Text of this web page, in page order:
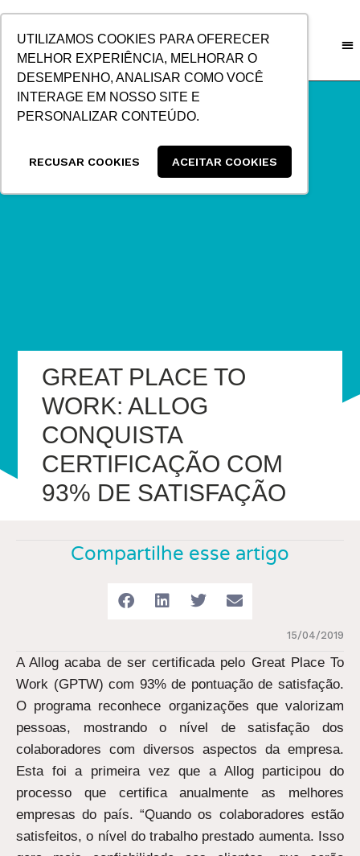
UTILIZAMOS COOKIES PARA OFERECER
MELHOR EXPERIÊNCIA, MELHORAR O
DESEMPENHO, ANALISAR COMO VOCÊ
INTERAGE EM NOSSO SITE E
PERSONALIZAR CONTEÚDO.
RECUSAR COOKIES ACEITAR COOKIES
CONTEÚDO
GREAT PLACE TO
WORK: ALLOG
CONQUISTA
CERTIFICAÇÃO COM
93% DE SATISFAÇÃO
Compartilhe esse artigo
15/04/2019
A Allog acaba de ser certificada pelo Great Place To
Work (GPTW) com 93% de pontuação de satisfação.
O programa reconhece organizações que valorizam
pessoas, mostrando o nível de satisfação dos
colaboradores com diversos aspectos da empresa.
Esta foi a primeira vez que a Allog participou do
processo que certifica anualmente as melhores
empresas do país. “Quando os colaboradores estão
satisfeitos, o nível do trabalho prestado aumenta. Isso